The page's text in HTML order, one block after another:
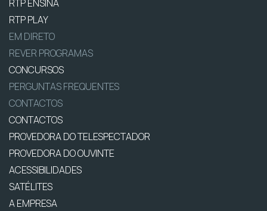
RTP ENSINA
RTP PLAY
EM DIRETO
REVER PROGRAMAS
CONCURSOS
PERGUNTAS FREQUENTES
CONTACTOS
CONTACTOS
PROVEDORA DO TELESPECTADOR
PROVEDORA DO OUVINTE
ACESSIBILIDADES
SATÉLITES
A EMPRESA